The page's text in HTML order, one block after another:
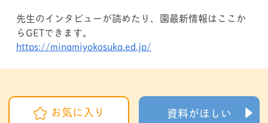
先生のインタビューが読めたり、園最新情報はここか
らGETできます。
https://minamiyokosuka.ed.jp/
お気に入り 資料がほしい